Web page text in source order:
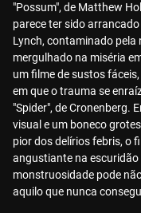
"Possum", de Matthew
parece ter sido
Lynch, contaminado pela
mergulhado na miséria
um filme de sustos
em que o trauma se
"Spider", de Cronenberg.
visual e um boneco
pior dos delírios febris, o
angustiante na
monstruosidade pode
aquilo que nunca